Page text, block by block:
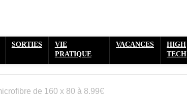
SORTIES
VIE
PRATIQUE
VACANCES
HIGH
TECH
de 160 x 80 à 8.99€